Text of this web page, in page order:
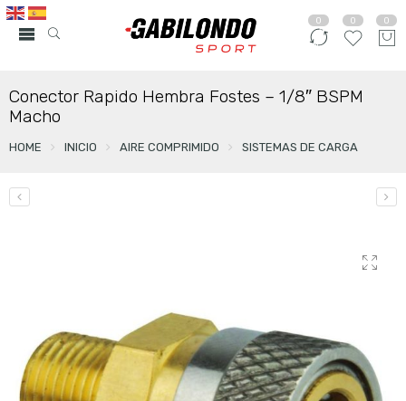
0 0 0
Conector Rapido Hembra Fostes – 1/8″ BSPM
Macho
HOME INICIO AIRE COMPRIMIDO SISTEMAS DE CARGA